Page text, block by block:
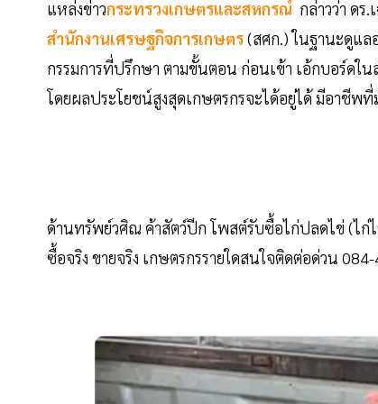
แหล่งข่าวกระทรวงเกษตรและสหกรณ์ กล่าวว่า ดร
สำนักงานเศรษฐกิจการเกษตร(สศก.) ในฐานะดูแ
กรรมการที่ปรึกษา ตามขั้นตอน ก่อนเข้า เอ้กบอร์ดใ
โดยผลประโยชน์สูงสุดเกษตรกรจะได้อยู่ได้ มีอาชีพ
ด้านทรัพย์วศิณ ค้าสัตว์ปีก โพสต์รับซื้อไก่ปลดไข่ (ไก่
ซื้อจริง ขายจริง เกษตรกรรายใดสนใจติดต่อด่วน